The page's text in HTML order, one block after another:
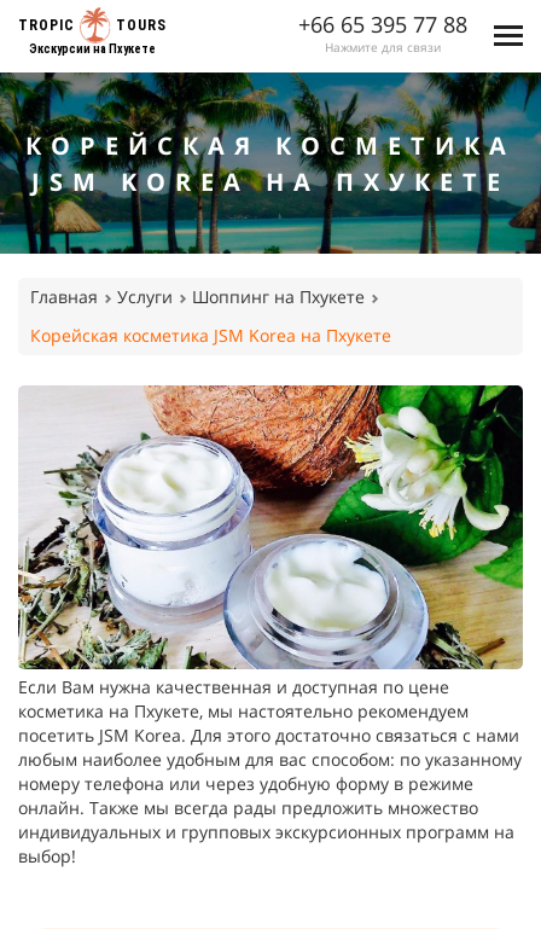
TROPIC TOURS
Экскурсии на Пхукете
+66 65 395 77 88
Нажмите для связи
КОРЕЙСКАЯ КОСМЕТИКА
JSM KOREA НА ПХУКЕТЕ
Главная Услуги
Шоппинг на Пхукете
Корейская косметика JSM Korea на Пхукете
Если Вам нужна качественная и доступная по цене
косметика на Пхукете, мы настоятельно рекомендуем
посетить JSM Korea. Для этого достаточно связаться с нами
любым наиболее удобным для вас способом: по указанному
номеру телефона или через удобную форму в режиме
онлайн. Также мы всегда рады предложить множество
индивидуальных и групповых экскурсионных программ на
выбор!